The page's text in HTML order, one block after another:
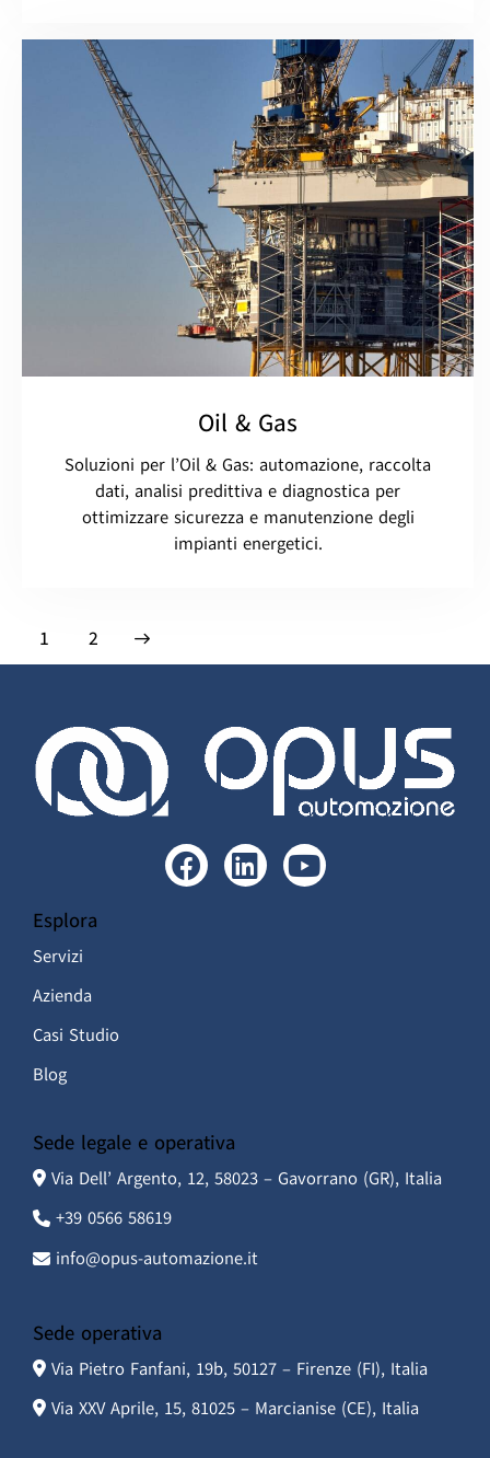
Oil & Gas
Soluzioni per l’Oil & Gas: automazione, raccolta
dati, analisi predittiva e diagnostica per
ottimizzare sicurezza e manutenzione degli
impianti energetici.
1 2
Esplora
Servizi
Azienda
Casi Studio
Blog
Sede legale e operativa
Via Dell’ Argento, 12, 58023 – Gavorrano (GR), Italia
+39 0566 58619
info@opus-automazione.it
Sede operativa
Via Pietro Fanfani, 19b, 50127 – Firenze (FI), Italia
Via XXV Aprile, 15, 81025 – Marcianise (CE), Italia